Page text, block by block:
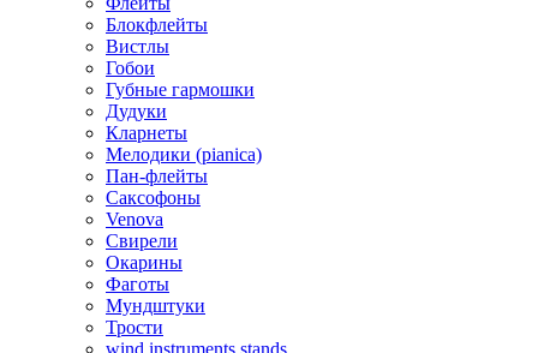
Блокфлейты
Вистлы
Гобои
Губные гармошки
Дудуки
Кларнеты
Мелодики (pianica)
Пан-флейты
Саксофоны
Venova
Свирели
Окарины
Фаготы
Мундштуки
Трости
wind instruments stands